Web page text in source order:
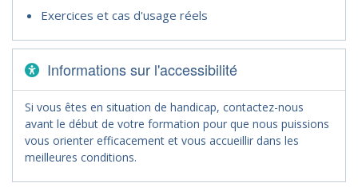
Exercices et cas d'usage réels
Informations sur l'accessibilité
Si vous êtes en situation de handicap, contactez-nous
avant le début de votre formation pour que nous puissions
vous orienter efficacement et vous accueillir dans les
meilleures conditions.